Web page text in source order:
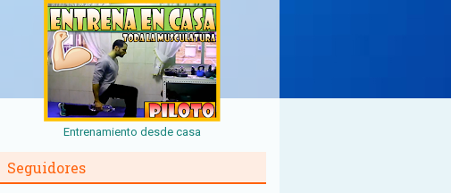
Entrenamiento desde casa
Seguidores